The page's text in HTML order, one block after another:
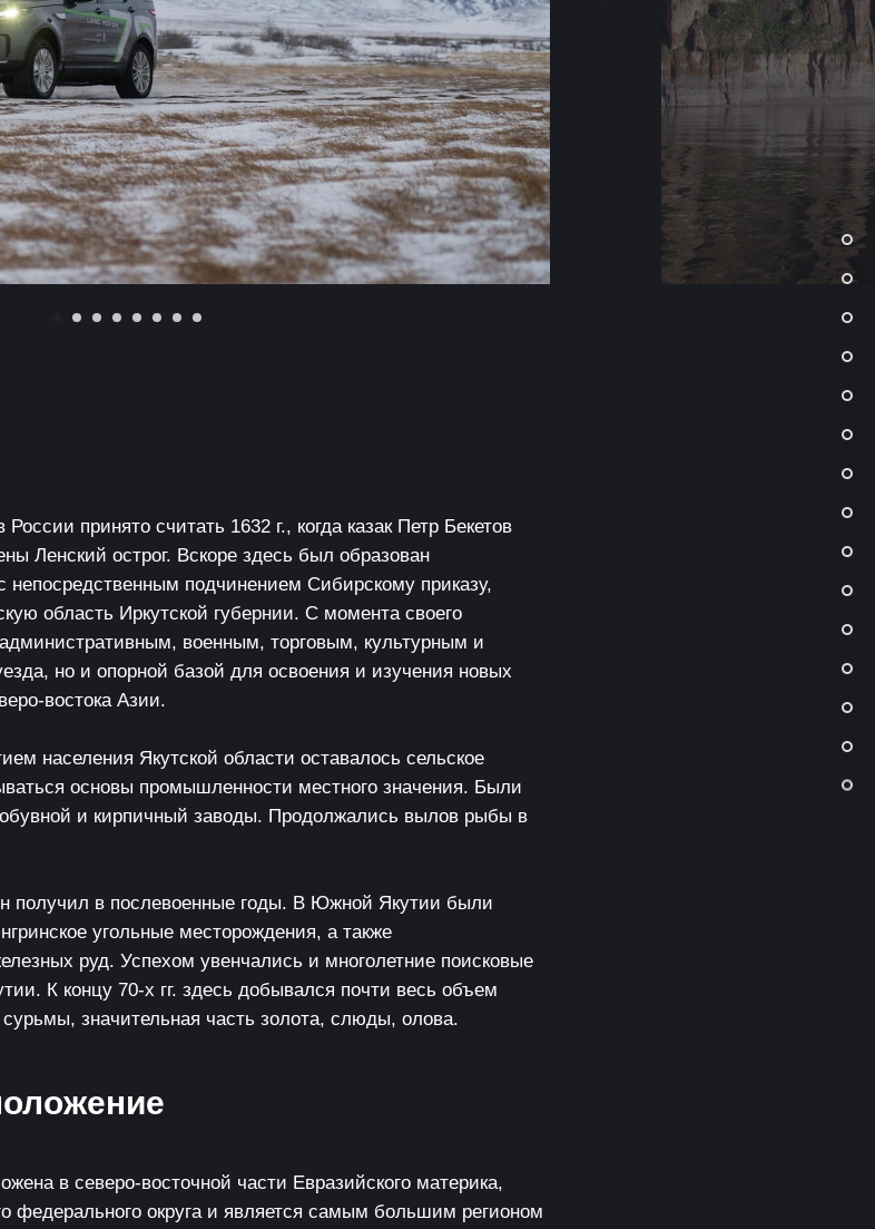
принято считать 1632 г., когда казак Петр Бекетов
Ленский острог. Вскоре здесь был образован
непосредственным подчинением Сибирскому приказу,
область Иркутской губернии. С момента своего
военным, торговым, культурным и
но и опорной базой для освоения и изучения новых
востока Азии.
населения Якутской области оставалось сельское
основы промышленности местного значения. Были
и кирпичный заводы. Продолжались вылов рыбы в
получил в послевоенные годы. В Южной Якутии были
угольные месторождения, а также
руд. Успехом увенчались и многолетние поисковые
К концу 70-х гг. здесь добывался почти весь объем
значительная часть золота, слюды, олова.
в северо-восточной части Евразийского материка,
федерального округа и является самым большим регионом